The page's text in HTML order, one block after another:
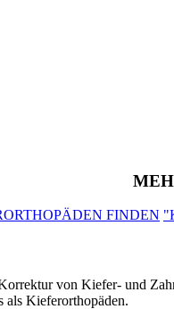
FINDEN
von Kiefer- und
als Kieferorthopäden.